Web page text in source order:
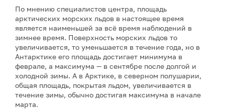
По мнению специалистов центра, площадь
арктических морских льдов в настоящее время
является наименьшей за всё время наблюдений в
зимнее время. Поверхность морских льдов то
увеличивается, то уменьшается в течение года, но в
Антарктике его площадь достигает минимума в
феврале, а максимума — в сентябре после долгой и
холодной зимы. А в Арктике, в северном полушарии,
общая площадь, покрытая льдом, увеличивается в
течение зимы, обычно достигая максимума в начале
марта.